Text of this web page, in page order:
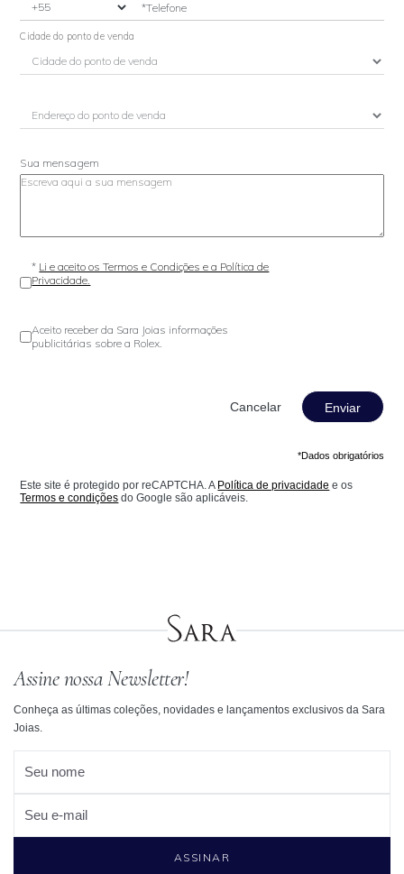
*Telefone
Cidade do ponto de venda
Sua mensagem
* Li e aceito os Termos e Condições e a Política de
Privacidade.
Aceito receber da Sara Joias informações
publicitárias sobre a Rolex.
Enviar
*Dados obrigatórios
Este site é protegido por reCAPTCHA. A Política de privacidade e os
Termos e condições do Google são aplicáveis.
Assine nossa Newsletter!
Conheça as últimas coleções, novidades e lançamentos exclusivos da Sara
Joias.
Seu nome
Seu e-mail
ASSINAR